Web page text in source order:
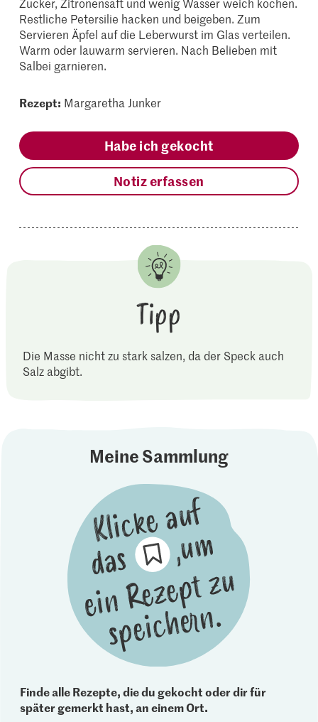
Restliche Petersilie hacken und beigeben. Zum
Servieren Äpfel auf die Leberwurst im Glas verteilen.
Warm oder lauwarm servieren. Nach Belieben mit
Salbei garnieren.
Rezept: Margaretha Junker
Habe ich gekocht
Notiz erfassen
Tipp
Die Masse nicht zu stark salzen, da der Speck auch
Salz abgibt.
Meine Sammlung
Finde alle Rezepte, die du gekocht oder dir für
später gemerkt hast, an einem Ort.